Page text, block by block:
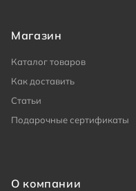
Магазин
Каталог товаров
Как доставить
Статьи
Подарочные сертификаты
О компании